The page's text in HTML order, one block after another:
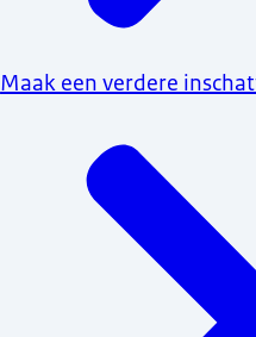
Maak een verdere